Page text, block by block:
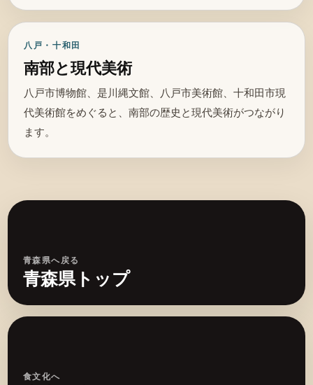
八戸・十和田
南部と現代美術
八戸市博物館、是川縄文館、八戸市美術館、十和田市現
代美術館をめぐると、南部の歴史と現代美術がつながり
ます。
青森県へ戻る
青森県トップ
食文化へ